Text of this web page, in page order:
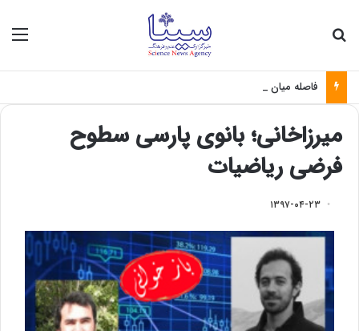
فاصله میان نخبگان و صنعت؛ چالش بزرگ تبدیل علم به فناوری
میرزاخانی؛ بانوی پارسی سطوح
فرضی ریاضیات
۱۳۹۷-۰۴-۲۳